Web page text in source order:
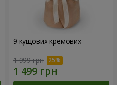
9 кущових кремових
1 999 грн